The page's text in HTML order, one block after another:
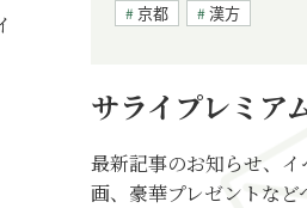
京都
漢方
サライプレミア
最新記事のお知らせ、
画、豪華プレゼントなど